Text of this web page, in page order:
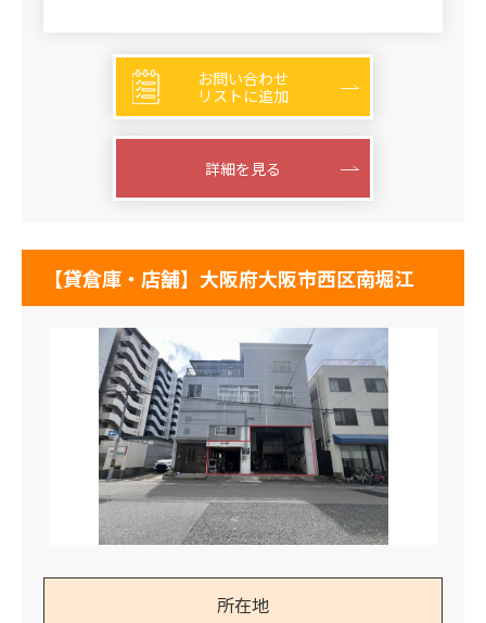
お問い合わせ
リストに追加
詳細を見る
【貸倉庫・店舗】大阪府大阪市西区南堀江
所在地